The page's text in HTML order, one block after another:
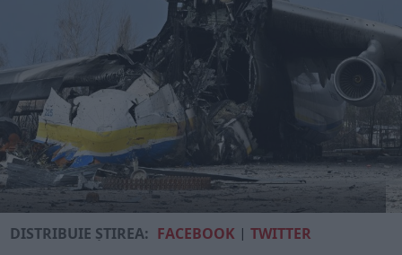
DISTRIBUIE ȘTIREA: FACEBOOK |TWITTER